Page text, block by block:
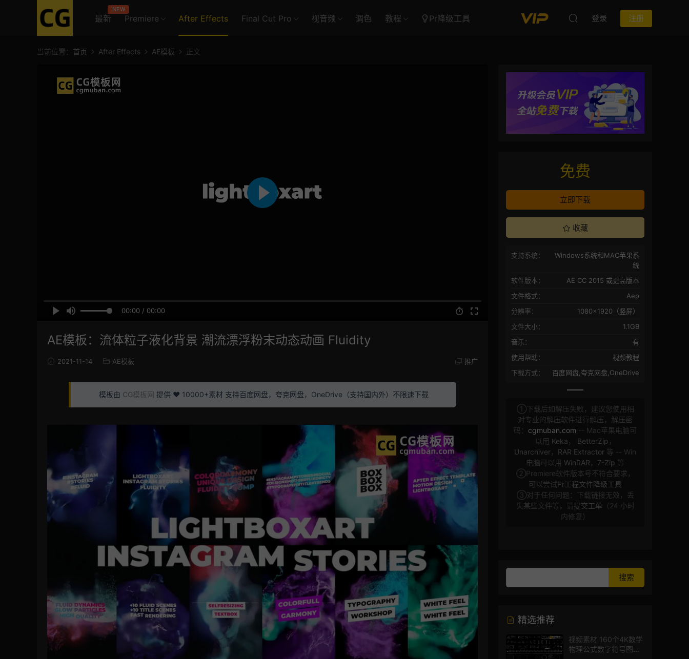
最新
NEW
Premiere After Effects Final Cut Pro 视音频 调色 教程 Pr降级工具 登录 注册
当前位置： 首页 After Effects AE模板 正文
00:00 / 00:00
AE模板：流体粒子液化背景 潮流漂浮粉末动态动画 Fluidity
2021-11-14 AE模板 推广
模板由 CG模板网 提供 ❤️ 10000+素材 支持百度网盘，夸克网盘，OneDrive（支持国内外）不限速下载
免费
立即下载
收藏
支持系统：
Windows系统和MAC苹果系
统
软件版本：
AE CC 2015 或更高版本
文件格式：
Aep
分辨率：
1080×1920（竖屏）
文件大小：
1.1GB
音乐：
有
使用帮助：
视频教程
下载方式：
百度网盘,夸克网盘,OneDrive
①下载后如解压失败，建议您使用相
对专业的解压软件进行解压，解压密
码： cgmuban.com -- Mac苹果电脑可
以用 Keka ， BetterZip ，
Unarchiver， RAR Extractor 等 -- Win
电脑可以用 WinRAR ， 7-Zip 等
②Premiere软件版本号不符合要求，
可以尝试Pr工程文件降级工具
③对于任何问题：下载链接无效，丢
失某些文件等，请提交工单 （24 小时
内修复）
精选推荐
视频素材 160个4K数学
物理公式数字符号图标